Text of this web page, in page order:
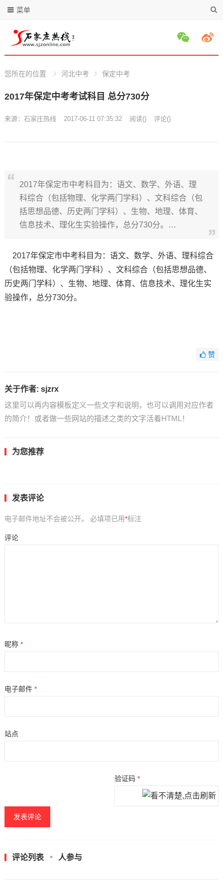
菜单
您所在的位置 河北中考 保定中考
2017年保定中考考试科目 总分730分
来源： 石家庄热线 2017-06-11 07:35:32 阅读() 评论()
2017年保定市中考科目为：语文、数学、外语、理
科综合（包括物理、化学两门学科）、文科综合（包
括思想品德、历史两门学科）、生物、地理、体育、
信息技术、理化生实验操作，总分730分。…
2017年保定市中考科目为：语文、数学、外语、理科综合
（包括物理、化学两门学科）、文科综合（包括思想品德、
历史两门学科）、生物、地理、体育、信息技术、理化生实
验操作，总分730分。
赞
关于作者: sjzrx
这里可以再内容模板定义一些文字和说明，也可以调用对应作者
的简介！或者做一些网站的描述之类的文字活着HTML！
为您推荐
发表评论
电子邮件地址不会被公开。 必填项已用*标注
评论
昵称 *
电子邮件 *
站点
验证码*
评论列表 人参与